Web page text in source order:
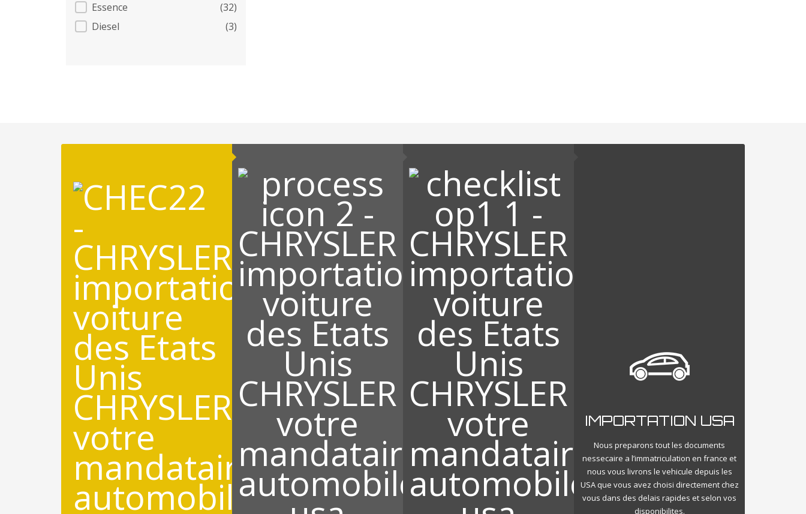
Carburant
Essence
(32)
Diesel
(3)
IMPORTATION USA
Nous preparons tout les documents
nessecaire a l’immatriculation en france et
nous vous livrons le vehicule depuis les
USA que vous avez choisi directement chez
vous dans des delais rapides et selon vos
disponibilites.